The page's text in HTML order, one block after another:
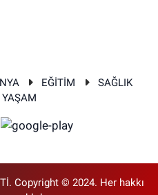
EĞİTİM
SAĞLIK
YAŞAM
Copyright © 2024. Her hakkı